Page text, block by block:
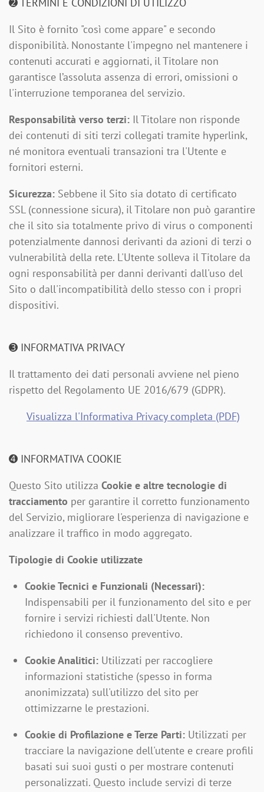
Il Sito è fornito "così come appare" e secondo
disponibilità. Nonostante l'impegno nel mantenere i
contenuti accurati e aggiornati, il Titolare non
garantisce l’assoluta assenza di errori, omissioni o
l'interruzione temporanea del servizio.
Responsabilità verso terzi: Il Titolare non risponde
dei contenuti di siti terzi collegati tramite hyperlink,
né monitora eventuali transazioni tra l'Utente e
fornitori esterni.
Sicurezza: Sebbene il Sito sia dotato di certificato
SSL (connessione sicura), il Titolare non può garantire
che il sito sia totalmente privo di virus o componenti
potenzialmente dannosi derivanti da azioni di terzi o
vulnerabilità della rete. L'Utente solleva il Titolare da
ogni responsabilità per danni derivanti dall'uso del
Sito o dall'incompatibilità dello stesso con i propri
dispositivi.
➌ INFORMATIVA PRIVACY
Il trattamento dei dati personali avviene nel pieno
rispetto del Regolamento UE 2016/679 (GDPR).
Visualizza l'Informativa Privacy completa (PDF)
➍ INFORMATIVA COOKIE
Questo Sito utilizza Cookie e altre tecnologie di
tracciamento per garantire il corretto funzionamento
del Servizio, migliorare l'esperienza di navigazione e
analizzare il traffico in modo aggregato.
Tipologie di Cookie utilizzate
Cookie Tecnici e Funzionali (Necessari):
Indispensabili per il funzionamento del sito e per
fornire i servizi richiesti dall'Utente. Non
richiedono il consenso preventivo.
Cookie Analitici: Utilizzati per raccogliere
informazioni statistiche (spesso in forma
anonimizzata) sull'utilizzo del sito per
ottimizzarne le prestazioni.
Cookie di Profilazione e Terze Parti: Utilizzati per
tracciare la navigazione dell'utente e creare profili
basati sui suoi gusti o per mostrare contenuti
personalizzati. Questo include servizi di terze